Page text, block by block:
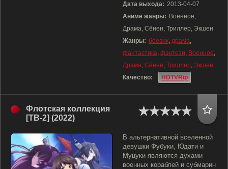
Дата выхода: 2013-04-07
Аниме жанры: Военное,
Драма, Сёнен, Триллер, Экшен
Жанры: боевик, драма,
фантастика, фэнтези, Военное,
Драма, Сёнен, Триллер, Экшен
Качество:
HDTVRip
Флотская коллекция
[ТВ-2] (2022)
В альтернативной вселенной
девушки Фубуки, Юдати и
Муцуки являются духами
военных кораблей и субмарин